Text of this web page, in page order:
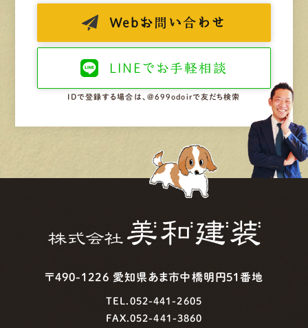
Web お問い合わせ
LINEで お手軽相談
IDで登録する場合は、@699odoirで友だち検索
〒490-1226 愛知県あま市中橋明円51番地
TEL.052-441-2605
FAX.052-441-3860